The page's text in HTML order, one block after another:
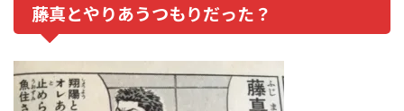
藤真とやりあうつもりだった？